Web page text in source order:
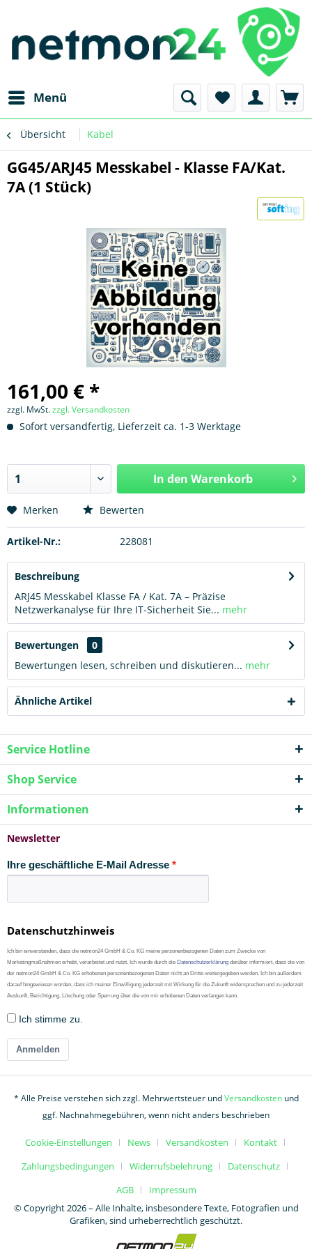
Menü
Übersicht Kabel
GG45/ARJ45 Messkabel - Klasse FA/Kat.
7A (1 Stück)
161,00 € *
zzgl. MwSt.zzgl. Versandkosten
Sofort versandfertig, Lieferzeit ca. 1-3 Werktage
In den Warenkorb
Merken Bewerten
Artikel-Nr.: 228081
Beschreibung
ARJ45 Messkabel Klasse FA / Kat. 7A – Präzise
Netzwerkanalyse für Ihre IT-Sicherheit Sie... mehr
Bewertungen
0
Bewertungen lesen, schreiben und diskutieren... mehr
Ähnliche Artikel
Service Hotline
Shop Service
Informationen
Newsletter
Ihre geschäftliche E-Mail Adresse
Datenschutzhinweis
Ich bin einverstanden, dass die netmon24 GmbH & Co. KG meine personenbezogenen Daten zum Zwecke von
Marketingmaßnahmen erhebt, verarbeitet und nutzt. Ich wurde durch die Datenschutzerklärung darüber informiert, dass die von
der netmon24 GmbH & Co. KG erhobenen personenbezogenen Daten nicht an Dritte weitergegeben werden. Ich bin außerdem
darauf hingewiesen worden, dass ich meiner Einwilligung jederzeit mit Wirkung für die Zukunft widersprechen und zu jederzeit
Auskunft, Berichtigung, Löschung oder Sperrung über die von mir erhobenen Daten verlangen kann.
Ich stimme zu.
Anmelden
* Alle Preise verstehen sich zzgl. Mehrwertsteuer undVersandkostenund
ggf. Nachnahmegebühren, wenn nicht anders beschrieben
Cookie-Einstellungen News Versandkosten
Kontakt
Zahlungsbedingungen
Widerrufsbelehrung
Datenschutz
AGB
Impressum
© Copyright 2026 – Alle Inhalte, insbesondere Texte, Fotografien und
Grafiken, sind urheberrechtlich geschützt.